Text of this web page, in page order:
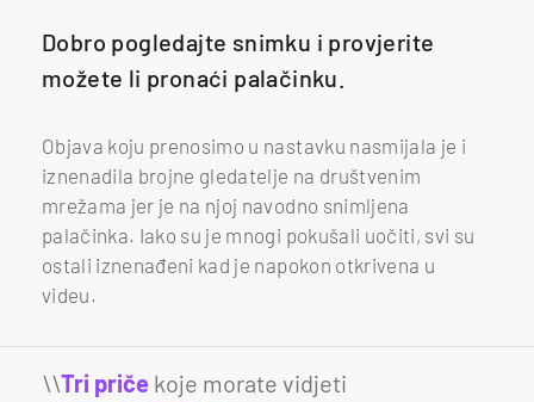
Dobro pogledajte snimku i provjerite
možete li pronaći palačinku.
Objava koju prenosimo u nastavku nasmijala je i
iznenadila brojne gledatelje na društvenim
mrežama jer je na njoj navodno snimljena
palačinka. Iako su je mnogi pokušali uočiti, svi su
ostali iznenađeni kad je napokon otkrivena u
videu.
\\Tri priče koje morate vidjeti